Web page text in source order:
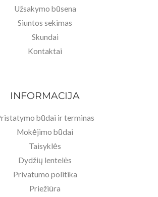
Užsakymo būsena
Siuntos sekimas
Skundai
Kontaktai
INFORMACIJA
būdai ir terminas
Mokėjimo būdai
Taisyklės
Dydžių lentelės
Privatumo politika
Priežiūra